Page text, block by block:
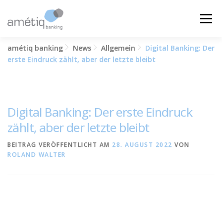
springen
Menü
LÖSUNGEN NEWS JOBS
amétiq banking News Allgemein
Digital Banking: Der
erste Eindruck zählt, aber der letzte bleibt
Digital Banking: Der erste Eindruck
zählt, aber der letzte bleibt
BEITRAG VERÖFFENTLICHT AM 28. AUGUST 2022 VON
ROLAND WALTER